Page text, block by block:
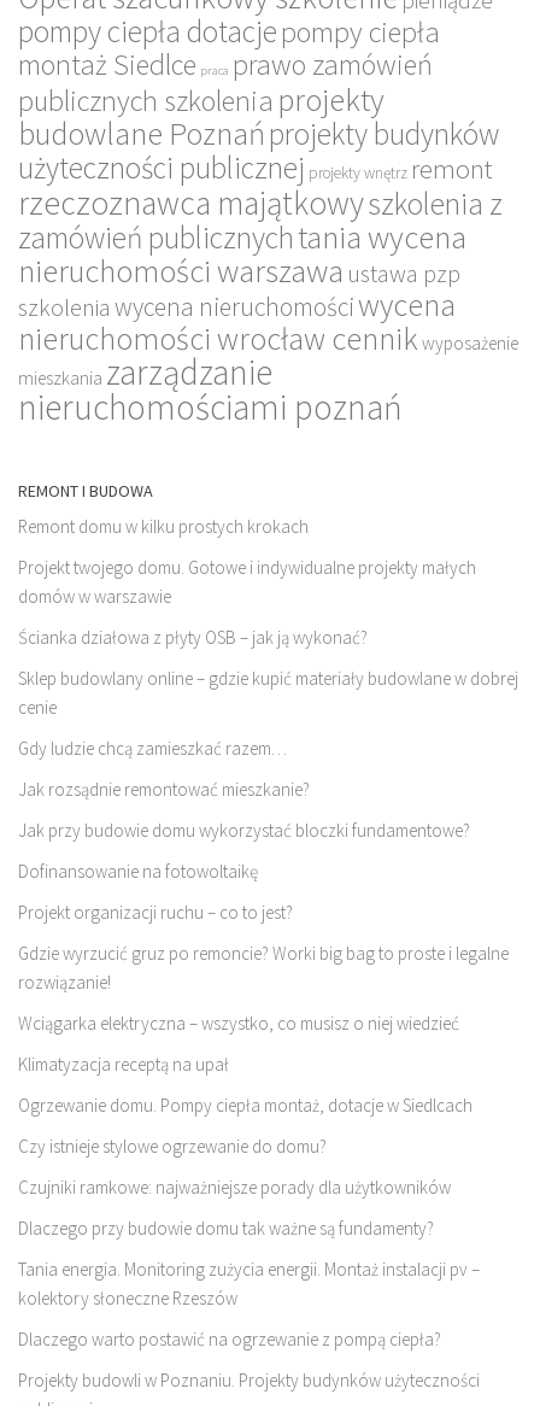
pompy ciepła dotacjepompy ciepła
montaż Siedlce praca prawo zamówień
publicznych szkolenia projekty
budowlane Poznańprojekty budynków
użyteczności publicznej projekty wnętrz remont
rzeczoznawca majątkowyszkolenia z
zamówień publicznychtania wycena
nieruchomości warszawa ustawa pzp
szkolenia wycena nieruchomościwycena
nieruchomości wrocław cennik wyposażenie
mieszkania zarządzanie
nieruchomościami poznań
REMONT I BUDOWA
Remont domu w kilku prostych krokach
Projekt twojego domu. Gotowe i indywidualne projekty małych
domów w warszawie
Ścianka działowa z płyty OSB – jak ją wykonać?
Sklep budowlany online – gdzie kupić materiały budowlane w dobrej
cenie
Gdy ludzie chcą zamieszkać razem…
Jak rozsądnie remontować mieszkanie?
Jak przy budowie domu wykorzystać bloczki fundamentowe?
Dofinansowanie na fotowoltaikę
Projekt organizacji ruchu – co to jest?
Gdzie wyrzucić gruz po remoncie? Worki big bag to proste i legalne
rozwiązanie!
Wciągarka elektryczna – wszystko, co musisz o niej wiedzieć
Klimatyzacja receptą na upał
Ogrzewanie domu. Pompy ciepła montaż, dotacje w Siedlcach
Czy istnieje stylowe ogrzewanie do domu?
Czujniki ramkowe: najważniejsze porady dla użytkowników
Dlaczego przy budowie domu tak ważne są fundamenty?
Tania energia. Monitoring zużycia energii. Montaż instalacji pv –
kolektory słoneczne Rzeszów
Dlaczego warto postawić na ogrzewanie z pompą ciepła?
Projekty budowli w Poznaniu. Projekty budynków użyteczności